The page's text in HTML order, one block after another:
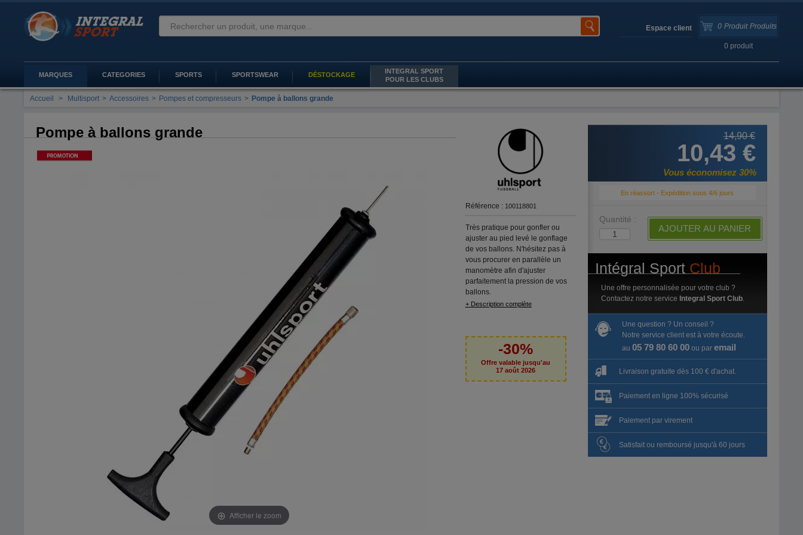
0 Produit Produits
0 produit
Espace client
MARQUES CATEGORIES SPORTS SPORTSWEAR DÉSTOCKAGE
INTEGRAL SPORT
POUR LES CLUBS
Accueil > Multisport > Accessoires > Pompes et compresseurs > Pompe à ballons grande
Pompe à ballons grande
Afficher le zoom
Référence : 100118801
Très pratique pour gonfler ou
ajuster au pied levé le gonflage
de vos ballons. N'hésitez pas à
vous procurer en parallèle un
manomètre afin d'ajuster
parfaitement la pression de vos
ballons.
+ Description complète
-30%
Offre valable jusqu'au
17 août 2026
14,90 €
10,43 €
Vous économisez 30%
En réassort - Expédition sous 4/6 jours
Quantité :
AJOUTER AU PANIER
Intégral Sport Club
Une offre personnalisée pour votre club ?
Contactez notre service Integral Sport Club.
Une question ? Un conseil ?
Notre service client est à votre écoute.
au 05 79 80 60 00ou par email
Livraison gratuite dès 100 € d'achat.
Paiement en ligne 100% sécurisé
Paiement par virement
Satisfait ou remboursé jusqu'à 60 jours